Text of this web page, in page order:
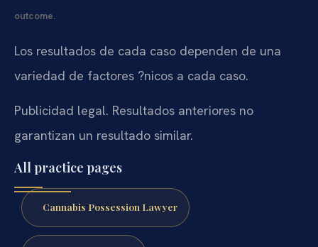
outcome.
Los resultados de cada caso dependen de una
variedad de factores ?nicos a cada caso.
Publicidad legal. Resultados anteriores no
garantizan un resultado similar.
All practice pages
Cannabis Possession Lawyer